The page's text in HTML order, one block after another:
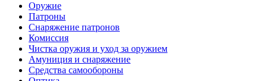
Оружие
Патроны
Снаряжение патронов
Комиссия
Чистка оружия и уход за оружием
Амуниция и снаряжение
Средства самообороны